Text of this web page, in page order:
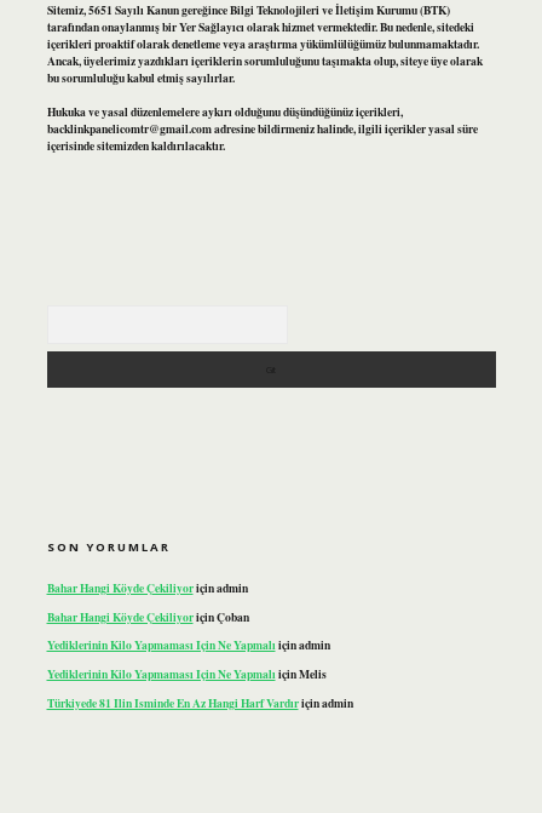
Sitemiz, 5651 Sayılı Kanun gereğince Bilgi Teknolojileri ve İletişim Kurumu (BTK)
tarafından onaylanmış bir Yer Sağlayıcı olarak hizmet vermektedir. Bu nedenle, sitedeki
içerikleri proaktif olarak denetleme veya araştırma yükümlülüğümüz bulunmamaktadır.
Ancak, üyelerimiz yazdıkları içeriklerin sorumluluğunu taşımakta olup, siteye üye olarak
bu sorumluluğu kabul etmiş sayılırlar.
Hukuka ve yasal düzenlemelere aykırı olduğunu düşündüğünüz içerikleri,
backlinkpanelicomtr@gmail.comadresine bildirmeniz halinde, ilgili içerikler yasal süre
içerisinde sitemizden kaldırılacaktır.
SON YORUMLAR
Bahar Hangi Köyde Çekiliyoriçinadmin
Bahar Hangi Köyde ÇekiliyoriçinÇoban
Yediklerinin Kilo Yapmaması Için Ne Yapmalıiçinadmin
Yediklerinin Kilo Yapmaması Için Ne YapmalıiçinMelis
Türkiyede 81 Ilin Isminde En Az Hangi Harf Vardıriçinadmin